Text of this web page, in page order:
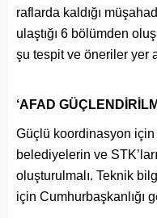
raflarda kaldığı
ulaştığı 6 bölümden
şu tespit ve öneriler yer
‘AFAD
Güçlü koordinasyon için
belediyelerin ve
oluşturulmalı. Teknik
için Cumhurbaşkanlığı